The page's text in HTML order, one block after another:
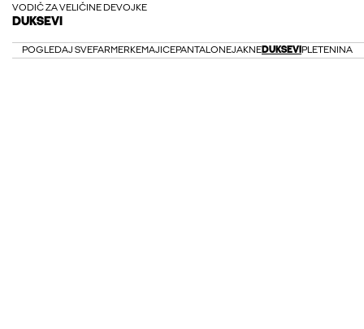
VODIČ ZA VELIČINE DEVOJKE
DUKSEVI
POGLEDAJ SVEFARMERKEMAJICEPANTALONEJAKNEDUKSEVI PLETENINA